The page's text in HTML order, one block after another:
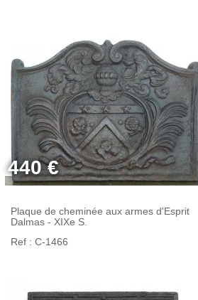
440 €
Plaque de cheminée aux armes d'Esprit
Dalmas - XIXe S.
Ref : C-1466